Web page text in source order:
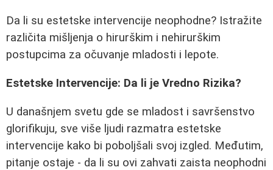
Da li su estetske intervencije neophodne? Istražite
različita mišljenja o hirurškim i nehirurškim
postupcima za očuvanje mladosti i lepote.
Estetske Intervencije: Da li je Vredno Rizika?
U današnjem svetu gde se mladost i savršenstvo
glorifikuju, sve više ljudi razmatra estetske
intervencije kako bi poboljšali svoj izgled. Međutim,
pitanje ostaje - da li su ovi zahvati zaista neophodni